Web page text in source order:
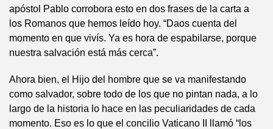
apóstol Pablo corrobora esto en dos frases de la carta a
los Romanos que hemos leído hoy. “Daos cuenta del
momento en que vivís. Ya es hora de espabilarse, porque
nuestra salvación está más cerca”.
Ahora bien, el Hijo del hombre que se va manifestando
como salvador, sobre todo de los que no pintan nada, a lo
largo de la historia lo hace en las peculiaridades de cada
momento. Eso es lo que el concilio Vaticano II llamó “los